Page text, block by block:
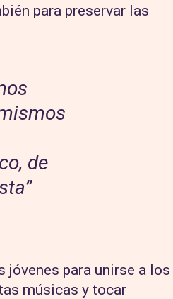
para preservar las
de
jóvenes para unirse a los
músicas y tocar